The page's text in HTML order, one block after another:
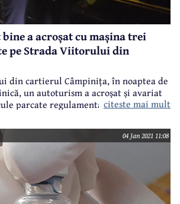
a acroșat cu mașina trei
pe Strada Viitorului din
din cartierul Câmpinița, în noaptea de
un autoturism a acroșat și avariat
parcate regulamentar. Polițiștii
a produs accidentul.
citeste mai mult
04 Jan 2021 11:08